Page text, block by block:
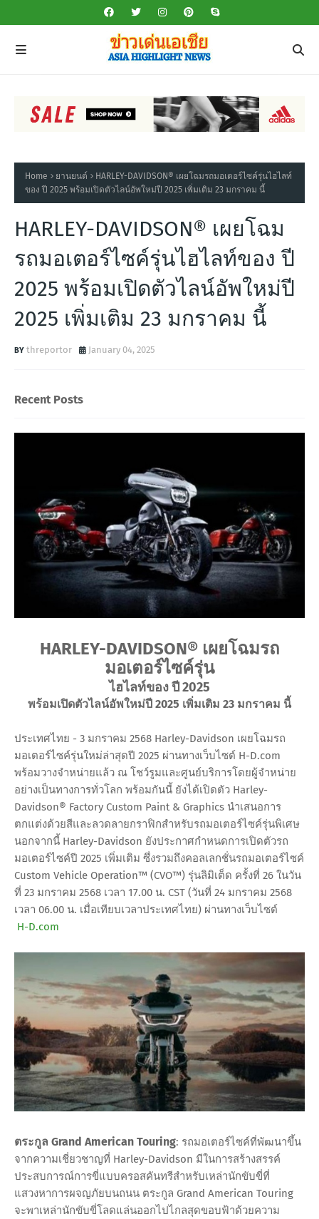
Home ยานยนต์
HARLEY-DAVIDSON® เผยโฉมรถมอเตอร์ไซค์รุ่นไฮไลท์
ของ ปี 2025 พร้อมเปิดตัวไลน์อัพใหม่ปี 2025 เพิ่มเติม 23 มกราคม นี้
HARLEY-DAVIDSON® เผยโฉม
รถมอเตอร์ไซค์รุ่นไฮไลท์ของ ปี
2025 พร้อมเปิดตัวไลน์อัพใหม่ปี
2025 เพิ่มเติม 23 มกราคม นี้
threportor January 04, 2025
Recent Posts
HARLEY-DAVIDSON® เผยโฉมรถ
มอเตอร์ไซค์รุ่น
ไฮไลท์ของ ปี 2025
พร้อมเปิดตัวไลน์อัพใหม่ปี 2025 เพิ่มเติม 23 มกราคม นี้
ประเทศไทย - 3 มกราคม 2568 Harley-Davidson เผยโฉมรถ
มอเตอร์ไซค์รุ่นใหม่ล่าสุดปี 2025 ผ่านทางเว็บไซต์ H-D.com
พร้อมวางจำหน่ายแล้ว ณ โชว์รูมและศูนย์บริการโดยผู้จำหน่าย
อย่างเป็นทางการทั่วโลก พร้อมกันนี้ ยังได้เปิดตัว Harley-
Davidson® Factory Custom Paint & Graphics นำเสนอการ
ตกแต่งด้วยสีและลวดลายกราฟิกสำหรับรถมอเตอร์ไซค์รุ่นพิเศษ
นอกจากนี้ Harley-Davidson ยังประกาศกำหนดการเปิดตัวรถ
มอเตอร์ไซค์ปี 2025 เพิ่มเติม ซึ่งรวมถึงคอลเลกชั่นรถมอเตอร์ไซค์
Custom Vehicle Operation™ (CVO™) รุ่นลิมิเต็ด ครั้งที่ 26 ในวัน
ที่ 23 มกราคม 2568 เวลา 17.00 น. CST (วันที่ 24 มกราคม 2568
เวลา 06.00 น. เมื่อเทียบเวลาประเทศไทย) ผ่านทางเว็บไซต์
H-D.com
ตระกูล Grand American Touring: รถมอเตอร์ไซค์ที่พัฒนาขึ้น
จากความเชี่ยวชาญที่ Harley-Davidson มีในการสร้างสรรค์
ประสบการณ์การขี่แบบครอสคันทรีสำหรับเหล่านักขับขี่ที่
แสวงหาการผจญภัยบนถนน ตระกูล Grand American Touring
จะพาเหล่านักขับขี่โลดแล่นออกไปไกลสุดขอบฟ้าด้วยความ